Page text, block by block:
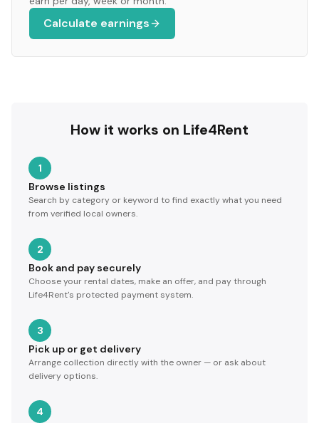
Calculate earnings
How it works on Life4Rent
1
Browse listings
Search by category or keyword to find exactly what you need
from verified local owners.
2
Book and pay securely
Choose your rental dates, make an offer, and pay through
Life4Rent's protected payment system.
3
Pick up or get delivery
Arrange collection directly with the owner — or ask about
delivery options.
4